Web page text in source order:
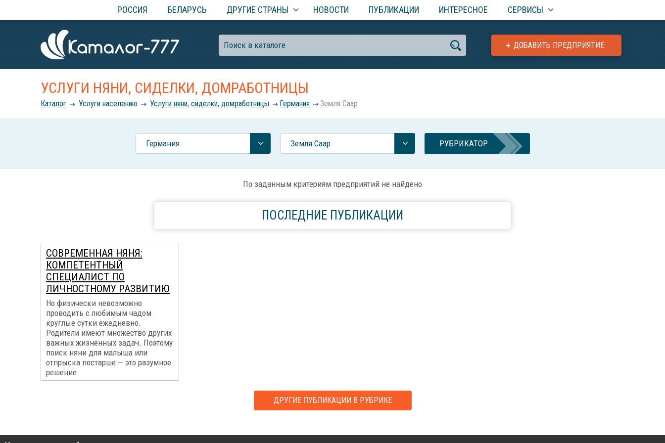
РОССИЯ БЕЛАРУСЬ ДРУГИЕ СТРАНЫ НОВОСТИ ПУБЛИКАЦИИ ИНТЕРЕСНОЕ СЕРВИСЫ
ДОБАВИТЬ ПРЕДПРИЯТИЕ
УСЛУГИ НЯНИ, СИДЕЛКИ, ДОМРАБОТНИЦЫ
Каталог Услуги населению Услуги няни, сиделки, домработницы Германия Земля Саар
Германия Земля Саар РУБРИКАТОР
По заданным критериям предприятий не найдено
ПОСЛЕДНИЕ ПУБЛИКАЦИИ
СОВРЕМЕННАЯ НЯНЯ:
КОМПЕТЕНТНЫЙ
СПЕЦИАЛИСТ ПО
ЛИЧНОСТНОМУ РАЗВИТИЮ
Но физически невозможно
проводить с любимым чадом
круглые сутки ежедневно.
Родители имеют множество других
важных жизненных задач. Поэтому
поиск няни для малыша или
отпрыска постарше — это разумное
решение.
ДРУГИЕ ПУБЛИКАЦИИ В РУБРИКЕ